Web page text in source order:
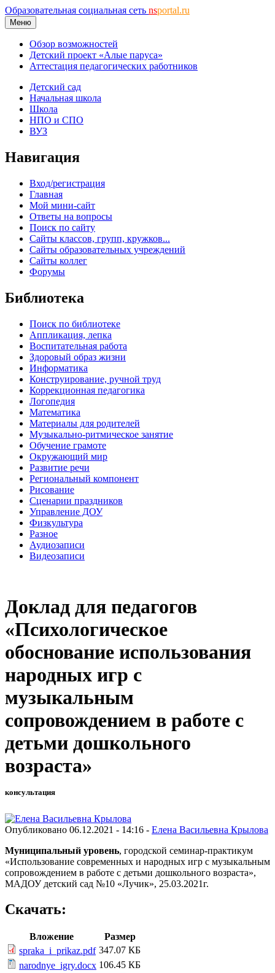
Образовательная социальная сеть nsportal.ru
Меню
Обзор возможностей
Детский проект «Алые паруса»
Аттестация педагогических работников
Детский сад
Начальная школа
Школа
НПО и СПО
ВУЗ
Навигация
Вход/регистрация
Главная
Мой мини-сайт
Ответы на вопросы
Поиск по сайту
Сайты классов, групп, кружков...
Сайты образовательных учреждений
Сайты коллег
Форумы
Библиотека
Поиск по библиотеке
Аппликация, лепка
Воспитательная работа
Здоровый образ жизни
Информатика
Конструирование, ручной труд
Коррекционная педагогика
Логопедия
Математика
Материалы для родителей
Музыкально-ритмическое занятие
Обучение грамоте
Окружающий мир
Развитие речи
Региональный компонент
Рисование
Сценарии праздников
Управление ДОУ
Физкультура
Разное
Аудиозаписи
Видеозаписи
Доклад для педагогов
«Психологическое
обоснование использования
народных игр с
музыкальным
сопровождением в работе с
детьми дошкольного
возраста»
консультация
Опубликовано 06.12.2021 - 14:16 - Елена Васильевна Крылова
Муниципальный уровень, городской семинар-практикум
«Использование современных и народных игр с музыкальным
сопровождением в работе с детьми дошкольного возраста»,
МАДОУ детский сад №10 «Лучик», 25.03.2021г.
Скачать:
Вложение
Размер
spraka_i_prikaz.pdf 347.07 КБ
narodnye_igry.docx 106.45 КБ